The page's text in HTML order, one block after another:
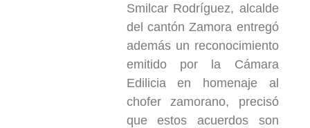
Smilcar Rodríguez, alcalde
del cantón Zamora entregó
además un reconocimiento
emitido por la Cámara
Edilicia en homenaje al
chofer zamorano, precisó
que estos acuerdos son